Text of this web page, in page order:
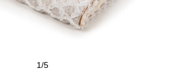
1/5